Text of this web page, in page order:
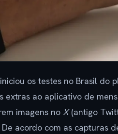
os testes no Brasil do
extras ao aplicativo de
imagens no X(antigo
De acordo com as capturas